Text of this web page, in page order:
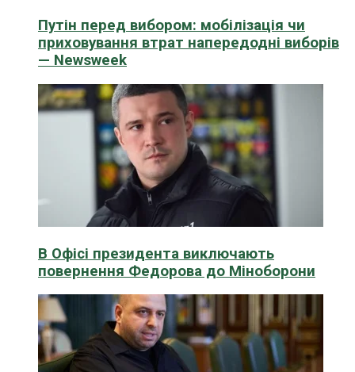
Путін перед вибором: мобілізація чи
приховування втрат напередодні виборів
— Newsweek
В Офісі президента виключають
повернення Федорова до Міноборони